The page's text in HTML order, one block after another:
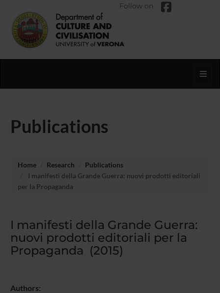
Follow on
Publications
Home Research
Publications
I manifesti della Grande Guerra: nuovi prodotti editoriali
per la Propaganda
I manifesti della Grande Guerra:
nuovi prodotti editoriali per la
Propaganda (2015)
Authors: